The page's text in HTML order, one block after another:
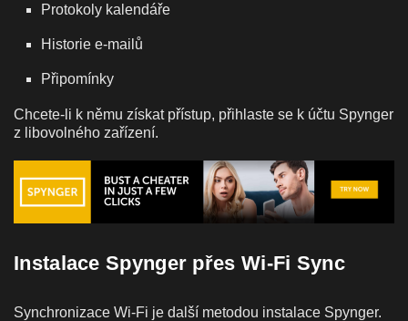
Protokoly kalendáře
Historie e-mailů
Připomínky
Chcete-li k němu získat přístup, přihlaste se k účtu Spynger
z libovolného zařízení.
Instalace Spynger přes Wi-Fi Sync
Synchronizace Wi-Fi je další metodou instalace Spynger.